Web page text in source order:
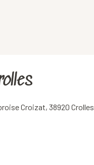
Croizat, 38920 Crolles